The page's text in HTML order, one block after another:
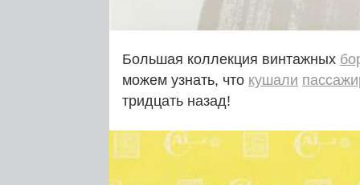
Большая коллекция винтажных
можем узнать, что кушали
тридцать назад!